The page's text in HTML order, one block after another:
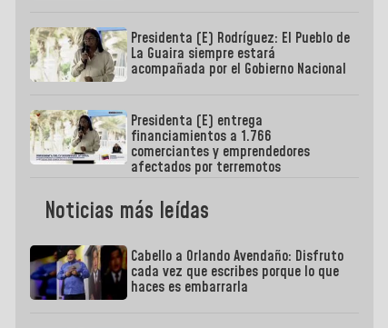
Presidenta (E) Rodríguez: El Pueblo de
La Guaira siempre estará
acompañada por el Gobierno Nacional
Presidenta (E) entrega
financiamientos a 1.766
comerciantes y emprendedores
afectados por terremotos
Noticias más leídas
Cabello a Orlando Avendaño: Disfruto
cada vez que escribes porque lo que
haces es embarrarla